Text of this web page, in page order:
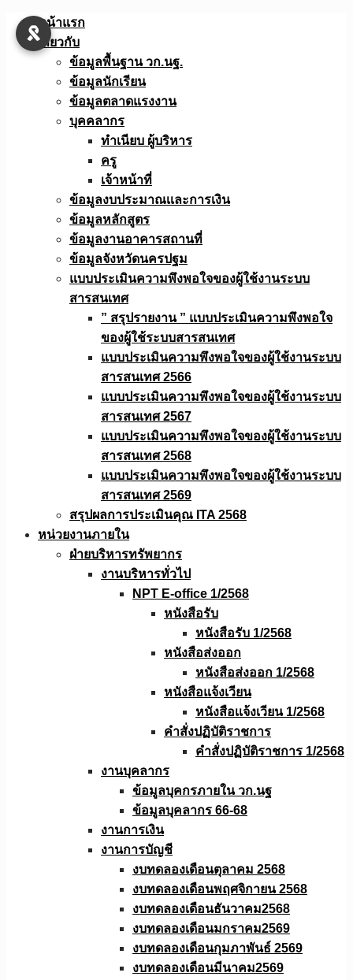
Skip
หน้าแรก
เกี่ยวกับ
ข้อมูลพื้นฐาน วก.นฐ.
ข้อมูลนักเรียน
ข้อมูลตลาดแรงงาน
บุคคลากร
ทำเนียบ ผู้บริหาร
ครู
เจ้าหน้าที่
ข้อมูลงบประมาณเเละการเงิน
ข้อมูลหลักสูตร
ข้อมูลงานอาคารสถานที่
ข้อมูลจังหวัดนครปฐม
แบบประเมินความพึงพอใจของผู้ใช้งานระบบ
สารสนเทศ
” สรุปรายงาน ” แบบประเมินความพึงพอใจ
ของผู้ใช้ระบบสารสนเทศ
แบบประเมินความพึงพอใจของผู้ใช้งานระบบ
สารสนเทศ 2566
แบบประเมินความพึงพอใจของผู้ใช้งานระบบ
สารสนเทศ 2567
แบบประเมินความพึงพอใจของผู้ใช้งานระบบ
สารสนเทศ 2568
แบบประเมินความพึงพอใจของผู้ใช้งานระบบ
สารสนเทศ 2569
สรุปผลการประเมินคุณ ITA 2568
หน่วยงานภายใน
ฝ่ายบริหารทรัพยากร
งานบริหารทั่วไป
NPT E-office 1/2568
หนังสือรับ
หนังสือรับ 1/2568
หนังสือส่งออก
หนังสือส่งออก 1/2568
หนังสือแจ้งเวียน
หนังสือเเจ้งเวียน 1/2568
คำสั่งปฏิบัติราชการ
คำสั่งปฏิบัติราชการ 1/2568
งานบุคลากร
ข้อมูลบุคกรภายใน วก.นฐ
ข้อมูลบุคลากร 66-68
งานการเงิน
งานการบัญชี
งบทดลองเดือนตุลาคม 2568
งบทดลองเดือนพฤศจิกายน 2568
งบทดลองเดือนธันวาคม2568
งบทดลองเดือนมกราคม2569
งบทดลองเดือนกุมภาพันธ์ 2569
งบทดลองเดือนมีนาคม2569